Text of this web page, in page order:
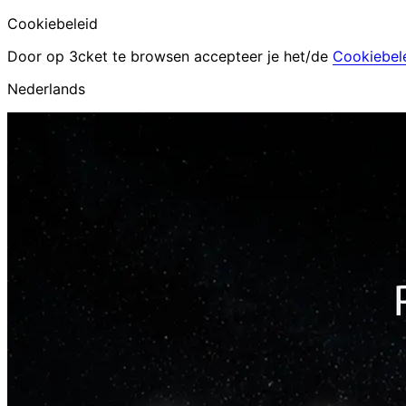
Cookiebeleid
Door op 3cket te browsen accepteer je het/de
Nederlands